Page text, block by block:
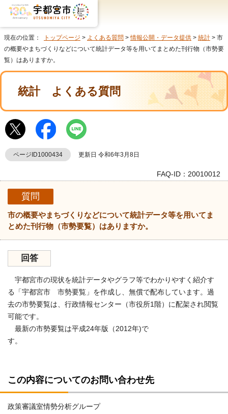
現在の位置： トップページ > よくある質問 >情報公開・データ提供 > 統計 > 市
の概要やまちづくりなどについて統計データ等を用いてまとめた刊行物（市勢要
覧）はありますか。
統計よくある質問
ページID1000434 更新日 令和6年3月8日
FAQ-ID：20010012
質問
市の概要やまちづくりなどについて統計データ等を用いてま
とめた刊行物（市勢要覧）はありますか。
回答
宇都宮市の現状を統計データやグラフ等でわかりやすく紹介す
る「宇都宮市 市勢要覧」を作成し、無償で配布しています。過
去の市勢要覧は、行政情報センター（市役所1階）に配架され閲覧
可能です。
最新の市勢要覧は平成24年版（2012年)で
す。
この内容についてのお問い合わせ先
政策審議室情勢分析グループ